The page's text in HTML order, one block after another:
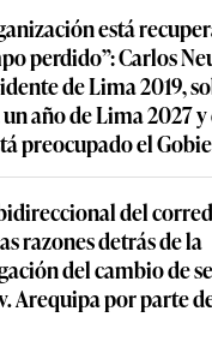
está
perdido”: Carlos
de Lima 2019,
año de Lima 2027
preocupado el
del
razones detrás de la
del cambio de
Arequipa por parte